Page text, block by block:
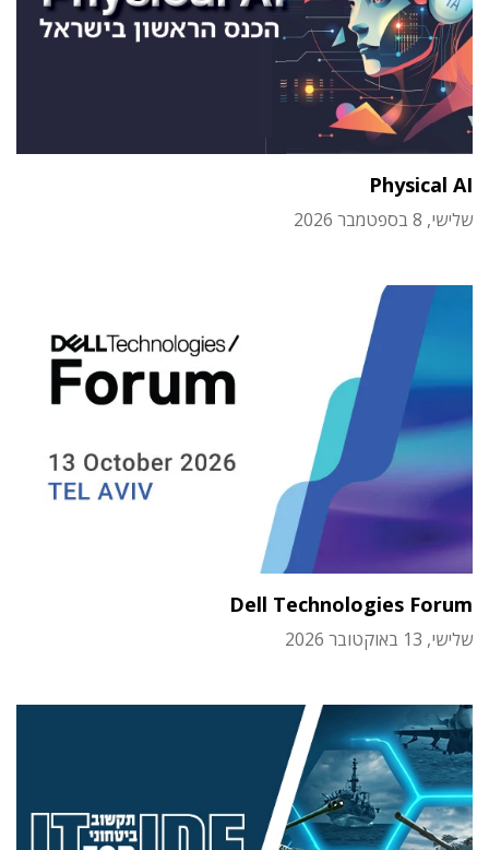
Physical AI
שלישי, 8 בספטמבר 2026
Dell Technologies Forum
שלישי, 13 באוקטובר 2026